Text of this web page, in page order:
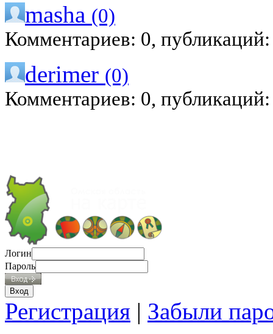
masha (0)
Комментариев: 0,
derimer (0)
Комментариев: 0,
Логин
Пароль
Регистрация | Забыли